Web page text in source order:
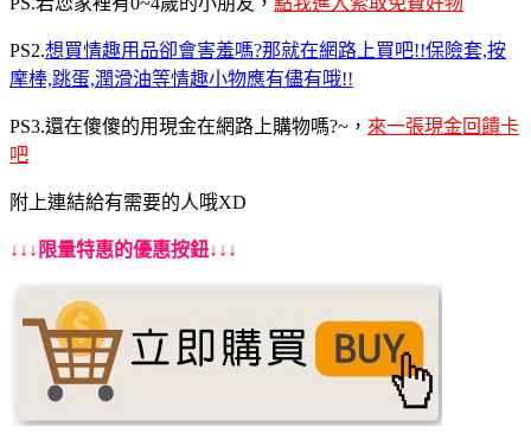
PS2.想買情趣用品卻會害羞嗎?那就在網路上買吧!!保險套,按
摩棒,跳蛋,潤滑油等情趣小物應有儘有哦!!
PS3.還在傻傻的用現金在網路上購物嗎?~， 來一張現金回饋卡
吧
附上連結給有需要的人哦XD
↓↓↓限量特惠的優惠按鈕↓↓↓